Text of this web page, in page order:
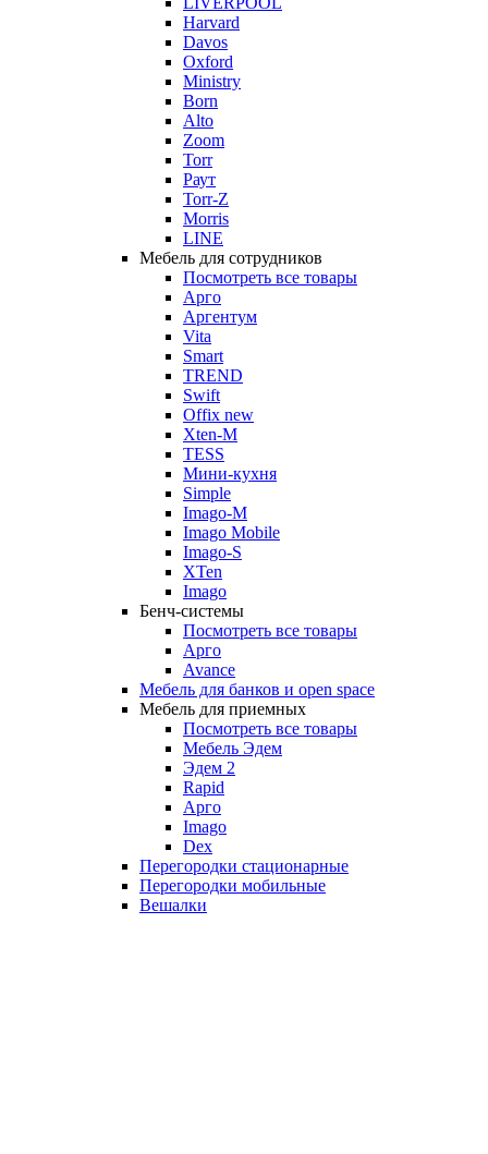
Harvard
Davos
Oxford
Ministry
Born
Alto
Zoom
Torr
Раут
Torr-Z
Morris
LINE
Мебель для сотрудников
Посмотреть все товары
Арго
Аргентум
Vita
Smart
TREND
Swift
Offix new
Xten-M
TESS
Мини-кухня
Simple
Imago-M
Imago Mobile
Imago-S
XTen
Imago
Бенч-системы
Посмотреть все товары
Арго
Avance
Мебель для банков и open space
Мебель для приемных
Посмотреть все товары
Мебель Эдем
Эдем 2
Rapid
Арго
Imago
Dex
Перегородки стационарные
Перегородки мобильные
Вешалки